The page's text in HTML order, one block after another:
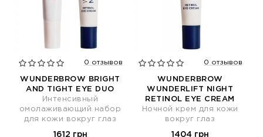
0 отзывов
WUNDERBROW BRIGHT
AND TIGHT EYE DUO
Интенсивный
омолаживающий набор
для кожи вокруг глаз
1612 грн
0 отзывов
WUNDERBROW
WUNDERLIFT NIGHT
RETINOL EYE CREAM
Ночной крем для кожи
вокруг глаз
1404 грн